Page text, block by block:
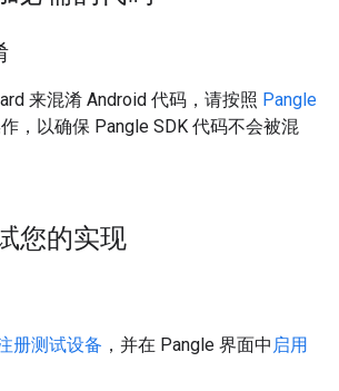
来混淆 Android 代码，请按照 Pangle
，以确保 Pangle SDK 代码不会被混
您的实现
册测试设备 ，并在 Pangle 界面中 启用